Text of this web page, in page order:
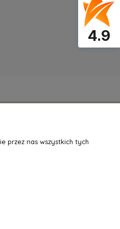
4.9
przez nas wszystkich tych